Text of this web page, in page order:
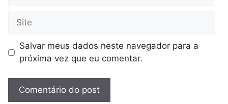
Site
Salvar meus dados neste navegador para a
próxima vez que eu comentar.